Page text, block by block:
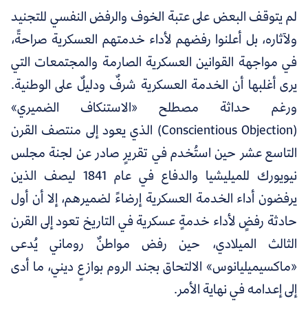
لم يتوقف البعض على عتبة الخوف والرفض النفسي للتجنيد
ولآثاره، بل أعلنوا رفضهم لأداء خدمتهم العسكرية صراحةً،
في مواجهة القوانين العسكرية الصارمة والمجتمعات التي
يرى أغلبها أن الخدمة العسكرية شرفٌ ودليلٌ على الوطنية.
ورغم حداثة مصطلح «الاستنكاف الضميري»
(Conscientious Objection) الذي يعود إلى منتصف القرن
التاسع عشر حين استُخدم في تقريرٍ صادر عن لجنة مجلس
نيويورك للميليشيا والدفاع في عام 1841 ليصف الذين
يرفضون أداء الخدمة العسكرية إرضاءً لضميرهم، إلا أن أول
حادثة رفضٍ لأداء خدمةٍ عسكرية في التاريخ تعود إلى القرن
الثالث الميلادي، حين رفض مواطنٌ روماني يُدعى
«ماكسيميليانوس» الالتحاق بجند الروم بوازعٍ ديني، ما أدى
إلى إعدامه في نهاية الأمر.